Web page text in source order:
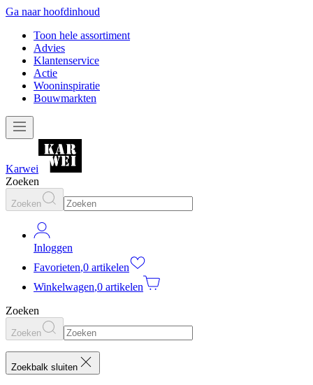
Ga naar hoofdinhoud
Toon hele assortiment
Advies
Klantenservice
Actie
Wooninspiratie
Bouwmarkten
Karwei
Zoeken
Zoeken
Inloggen
Favorieten,0 artikelen
Winkelwagen,0 artikelen
Zoeken
Zoeken
Zoekbalk sluiten